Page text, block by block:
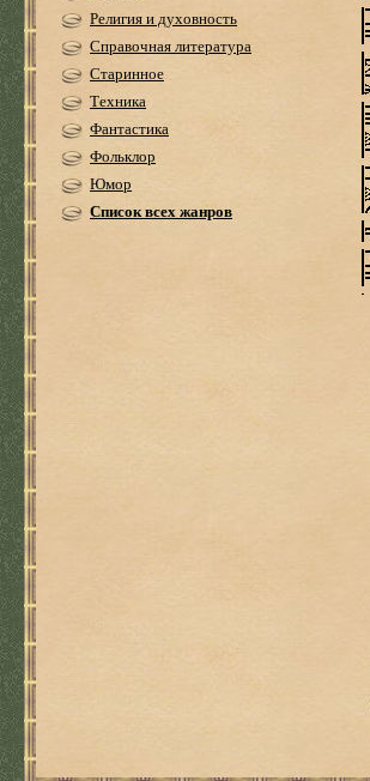
Религия и духовность
Справочная литература
Старинное
Техника
Фантастика
Фольклор
Юмор
Список всех жанров